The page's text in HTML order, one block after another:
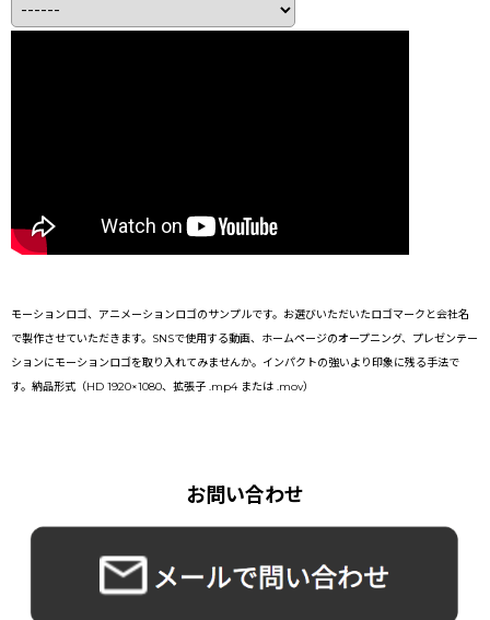
モーションロゴ、アニメーションロゴのサンプルです。お選びいただいたロゴマークと会社名
で製作させていただきます。SNSで使用する動画、ホームページのオープニング、プレゼンテー
ションにモーションロゴを取り入れてみませんか。インパクトの強いより印象に残る手法で
す。納品形式（HD 1920×1080、拡張子 .mp4 または .mov）
お問い合わせ